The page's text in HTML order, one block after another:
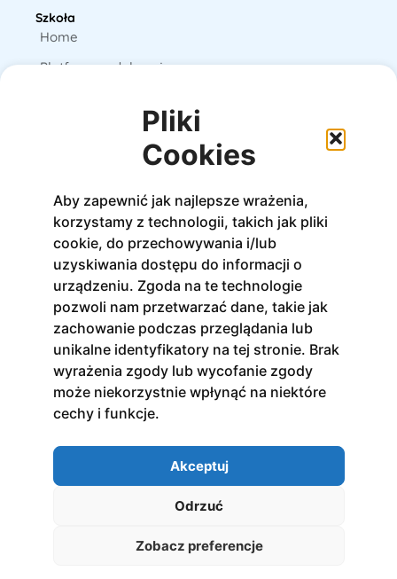
Pliki
Cookies
Aby zapewnić jak najlepsze wrażenia,
korzystamy z technologii, takich jak pliki
cookie, do przechowywania i/lub
uzyskiwania dostępu do informacji o
urządzeniu. Zgoda na te technologie
pozwoli nam przetwarzać dane, takie jak
zachowanie podczas przeglądania lub
unikalne identyfikatory na tej stronie. Brak
wyrażenia zgody lub wycofanie zgody
może niekorzystnie wpłynąć na niektóre
cechy i funkcje.
Akceptuj
Odrzuć
Zobacz preferencje
Szkoła
Home
Platforma edukacyjna
Kursy
Stacjonarne
Online
Na platformie
Zapisz się do newslettera
Otrzymuj bieżące informacje o nowościach i
promocjach!
Zapisz się
Polityka prywatności